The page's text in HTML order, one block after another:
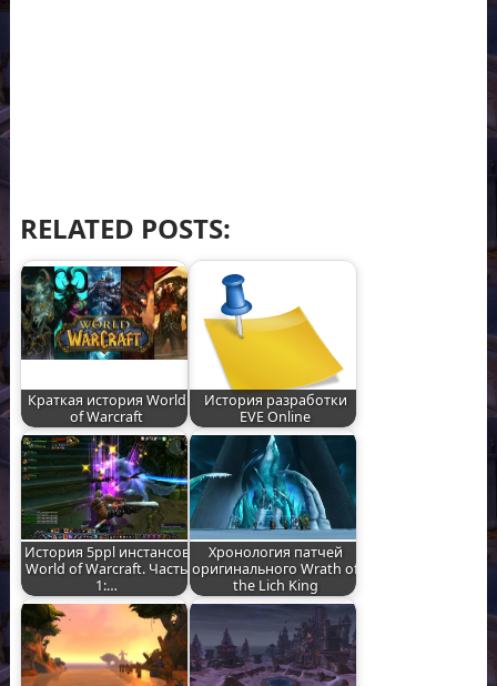
RELATED POSTS:
Краткая история World
of Warcraft
История разработки
EVE Online
История 5ppl инстансов
World of Warcraft. Часть
1:…
Хронология патчей
оригинального Wrath of
the Lich King